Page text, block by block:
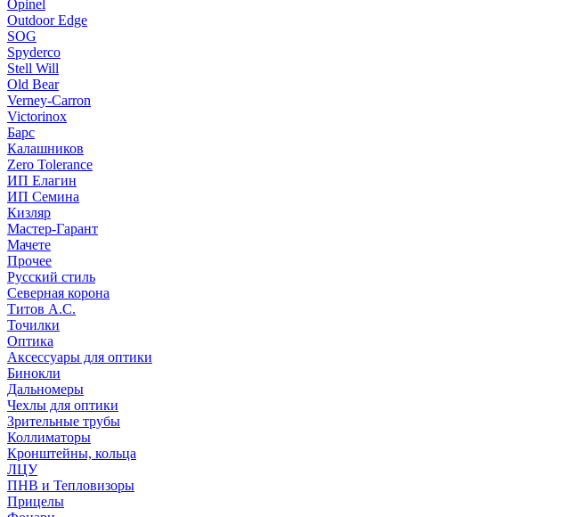
Opinel
Outdoor Edge
SOG
Spyderco
Stell Will
Old Bear
Verney-Carron
Victorinox
Барс
Калашников
Zero Tolerance
ИП Елагин
ИП Семина
Кизляр
Мастер-Гарант
Мачете
Прочее
Русский стиль
Северная корона
Титов А.С.
Точилки
Оптика
Аксессуары для оптики
Бинокли
Дальномеры
Чехлы для оптики
Зрительные трубы
Коллиматоры
Кронштейны, кольца
ЛЦУ
ПНВ и Тепловизоры
Прицелы